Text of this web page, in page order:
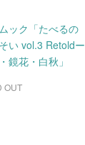
ック「たべるの
い vol.3 Retoldー
鏡花・白秋」
OUT